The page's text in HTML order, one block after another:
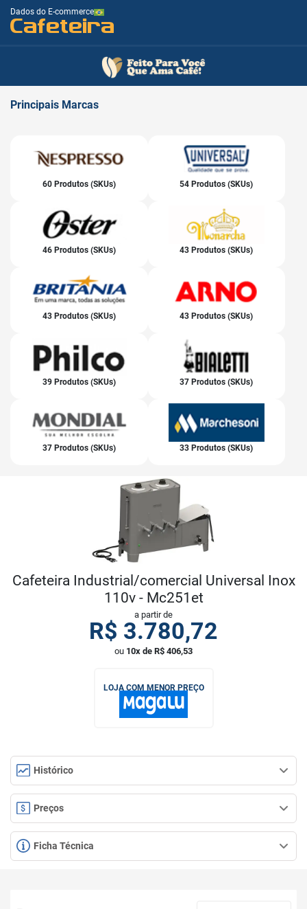
Dados do E-commerce
Cafeteira
Principais Marcas
60 Produtos (SKUs) 54 Produtos (SKUs)
46 Produtos (SKUs) 43 Produtos (SKUs)
43 Produtos (SKUs) 43 Produtos (SKUs)
39 Produtos (SKUs) 37 Produtos (SKUs)
37 Produtos (SKUs) 33 Produtos (SKUs)
Cafeteira Industrial/comercial Universal Inox
110v - Mc251et
a partir de
R$ 3.780,72
ou 10x de R$ 406,53
LOJA COM MENOR PREÇO
Histórico
Preços
Ficha Técnica